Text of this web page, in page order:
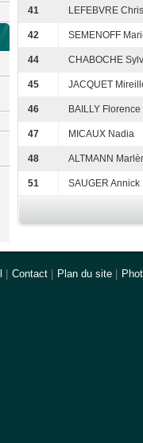
41 LEFEBVRE
42 SEMENOFF
44 CHABOCHE
45 JACQUET
46 BAILLY Florence
47 MICAUX Nadia
48 ALTMANN
51 SAUGER Annick
Contact Plan du site